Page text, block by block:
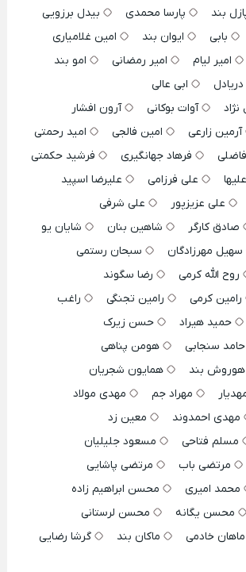
بند پارسا محمدی
بیدل برزویی
بابی ایوان بند
امین غلامیاری
امیر لیام امیر رمضانی
امو بند
ابی عالی
آوات بوکانی
آرون افشار
آرمین زارعی امین فالجی
امید رحمتی
فرهاد جهانگیری
فرشید حکمتی
علیها علی فرزامی
علیرضا اسپید
علی عزیزپور
علی شرفی
صادق کارگر شاهین بنان
شایان یو
سهیل مهرزادگان
سبحان رستمی
روح الله کرمی
رضا سگوند
رامین کرمی رامین تجنگی
راغب
حمید هیراد
حسن زیرک
حامد سنجابی
هومن پناهی
هوروش بند
همایون شجریان
مهراد جم
مهدی مولاد
مهدی احمدوند
معین زد
مسلم فتاحی
مسعود جلیلیان
مرتضی باب
مرتضی پاشایی
محمد امیری
محسن ابراهیم زاده
محسن یگانه
محسن لرستانی
ماهان خادمی ماکان بند
گرشا رضایی